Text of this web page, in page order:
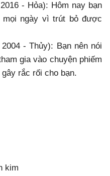
- Hỏa): Hôm nay bạn
mọi ngày vì trút bỏ được
- Thủy): Bạn nên nói
gia vào chuyện phiếm
rắc rối cho bạn.
kim